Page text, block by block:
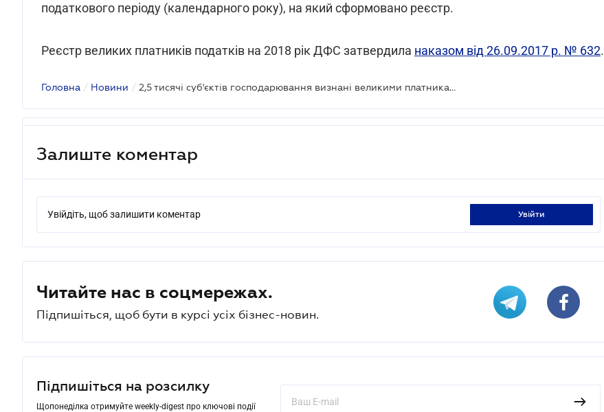
податкового періоду (календарного року), на який сформовано реєстр.
Реєстр великих платників податків на 2018 рік ДФС затвердила наказом від 26.09.2017 р. № 632.
Головна / Новини / 2,5 тисячі суб'єктів господарювання визнані великими платниками податків
Залиште коментар
Увійдіть, щоб залишити коментар увійти
Читайте нас в соцмережах.
Підпишіться, щоб бути в курсі усіх бізнес-новин.
Підпишіться на розсилку
Щопонеділка отримуйте weekly-digest про ключові події